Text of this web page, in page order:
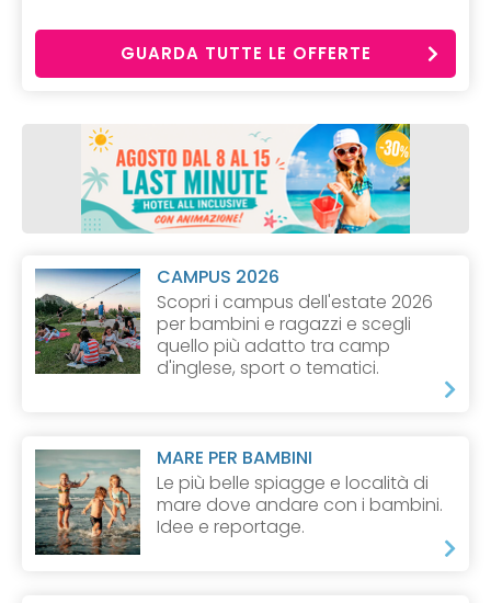
GUARDA TUTTE LE OFFERTE
CAMPUS 2026
Scopri i campus dell'estate 2026
per bambini e ragazzi e scegli
quello più adatto tra camp
d'inglese, sport o tematici.
MARE PER BAMBINI
Le più belle spiagge e località di
mare dove andare con i bambini.
Idee e reportage.